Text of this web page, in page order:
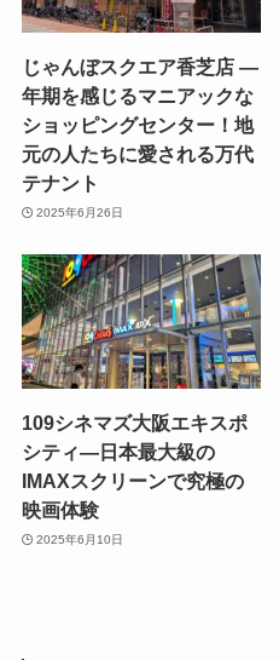
じゃんぼスクエア香芝店 —
年期を感じるマニアックな
ショッピングセンター！地
元の人たちに愛される万代
テナント
2025年6月26日
109シネマズ大阪エキスポ
シティ—日本最大級の
IMAXスクリーンで究極の
映画体験
2025年6月10日